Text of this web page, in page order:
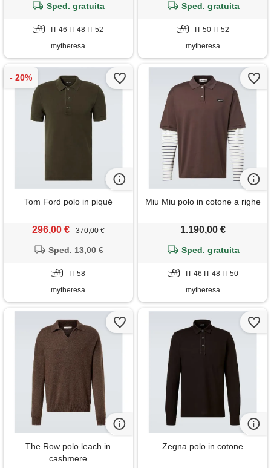
Sped. gratuita
IT 46 IT 48 IT 52
mytheresa
Sped. gratuita
IT 50 IT 52
mytheresa
Tom Ford polo in piqué
296,00 € 370,00 €
Sped. 13,00 €
IT 58
mytheresa
Miu Miu polo in cotone a righe
1.190,00 €
Sped. gratuita
IT 46 IT 48 IT 50
mytheresa
The Row polo leach in
cashmere
Zegna polo in cotone